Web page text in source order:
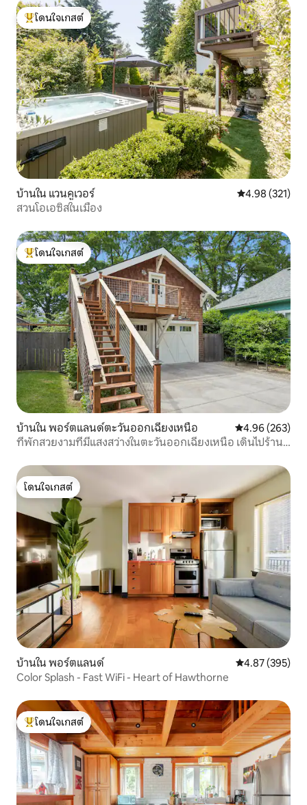
โดนใจเกสต์ที่สุด
โดนใจเกสต์
บ้านใน แวนคูเวอร์ คะแนนเฉลี่ย
4.98 (321)
สวนโอเอซิสในเมือง
โดนใจเกสต์ที่สุด
โดนใจเกสต์
บ้านใน พอร์ตแลนด์ตะวันออกเฉียงเหนือ คะแนนเฉลี่ย
4.96 (263)
ที่พักสวยงามที่มีแสงสว่างในตะวันออกเฉียงเหนือ เดินไปร้าน
โดนใจเกสต์
โดนใจเกสต์
บ้านใน พอร์ตแลนด์ คะแนนเฉลี่ย
4.87 (395)
Color Splash - Fast WiFi - Heart of Hawthorne
โดนใจเกสต์ที่สุด
โดนใจเกสต์